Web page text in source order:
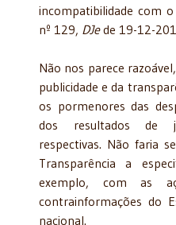
incompatibilidade com
nº 129, DJede 19-12-
Não nos parece
publicidade e da
os pormenores das
dos resultados de
respectivas. Não faria
Transparência a
exemplo, com as
contrainformações do
nacional.